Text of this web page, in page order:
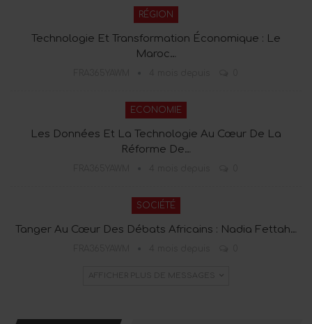
RÉGION
Technologie Et Transformation Économique : Le
Maroc…
ECONOMIE
Les Données Et La Technologie Au Cœur De La
Réforme De…
SOCIÉTÉ
Tanger Au Cœur Des Débats Africains : Nadia Fettah…
AFFICHER PLUS DE MESSAGES